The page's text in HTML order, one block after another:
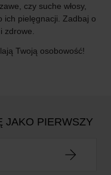
czy suche włosy,
ich pielęgnacji. Zadbaj o
zdrowe.
Twoją osobowość!
JAKO PIERWSZY